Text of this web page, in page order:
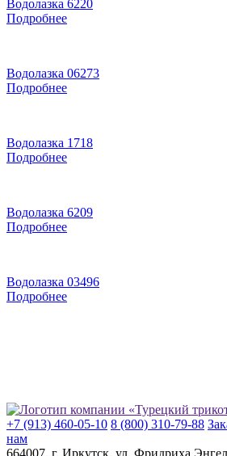
Водолазка 6220
Подробнее
Водолазка 06273
Подробнее
Водолазка 1718
Подробнее
Водолазка 6209
Подробнее
Водолазка 03496
Подробнее
+7 (913) 460-05-10 8 (800) 310-79-88
нам
664007, г. Иркутск, ул. ​Фридриха